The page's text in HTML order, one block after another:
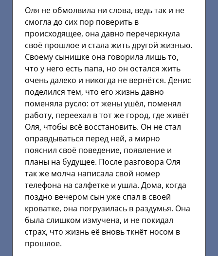
Оля не обмолвила ни слова, ведь так и не
смогла до сих пор поверить в
происходящее, она давно перечеркнула
своё прошлое и стала жить другой жизнью.
Своему сынишке она говорила лишь то,
что у него есть папа, но он остался жить
очень далеко и никогда не вернётся. Денис
поделился тем, что его жизнь давно
поменяла русло: от жены ушёл, поменял
работу, переехал в тот же город, где живёт
Оля, чтобы всё восстановить. Он не стал
оправдываться перед ней, а мирно
пояснил своё поведение, появление и
планы на будущее. После разговора Оля
так же молча написала свой номер
телефона на салфетке и ушла. Дома, когда
поздно вечером сын уже спал в своей
кроватке, она погрузилась в раздумья. Она
была слишком измучена, и не покидал
страх, что жизнь её вновь ткнёт носом в
прошлое.